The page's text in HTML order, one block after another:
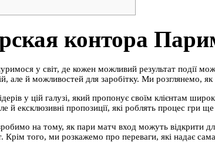
контора
у світ, де кожен можливий результат події
але й можливостей для заробітку. Ми розглянемо,
у цій галузі, який пропонує своїм клієнтам
й ексклюзивні пропозиції, які роблять процес гри
на тому, як пари матч вход можуть відкрити
Крім того, ми розкажемо про переваги, які надає